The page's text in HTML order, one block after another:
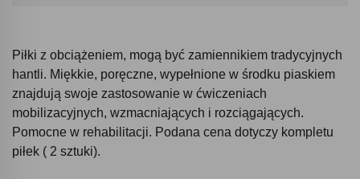
Piłki z obciążeniem, mogą być zamiennikiem tradycyjnych
hantli. Miękkie, poręczne, wypełnione w środku piaskiem
znajdują swoje zastosowanie w ćwiczeniach
mobilizacyjnych, wzmacniających i rozciągających.
Pomocne w rehabilitacji. Podana cena dotyczy kompletu
piłek ( 2 sztuki).